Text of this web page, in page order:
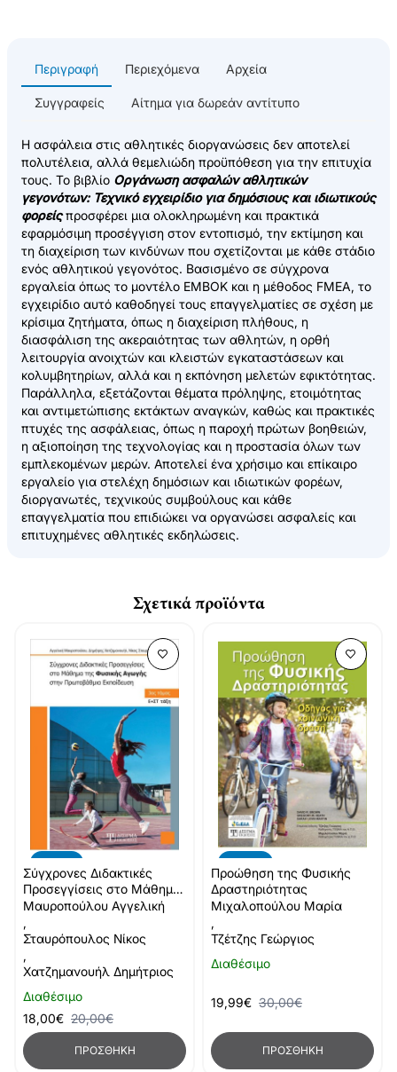
Περιγραφή Περιεχόμενα Αρχεία
Συγγραφείς Αίτημα για δωρεάν αντίτυπο
Η ασφάλεια στις αθλητικές διοργανώσεις δεν αποτελεί
πολυτέλεια, αλλά θεμελιώδη προϋπόθεση για την επιτυχία
τους. Το βιβλίο Οργάνωση ασφαλών αθλητικών
γεγονότων: Τεχνικό εγχειρίδιο για δημόσιους και ιδιωτικούς
φορείς προσφέρει μια ολοκληρωμένη και πρακτικά
εφαρμόσιμη προσέγγιση στον εντοπισμό, την εκτίμηση και
τη διαχείριση των κινδύνων που σχετίζονται με κάθε στάδιο
ενός αθλητικού γεγονότος. Βασισμένο σε σύγχρονα
εργαλεία όπως το μοντέλο EMBOK και η μέθοδος FMEA, το
εγχειρίδιο αυτό καθοδηγεί τους επαγγελματίες σε σχέση με
κρίσιμα ζητήματα, όπως η διαχείριση πλήθους, η
διασφάλιση της ακεραιότητας των αθλητών, η ορθή
λειτουργία ανοιχτών και κλειστών εγκαταστάσεων και
κολυμβητηρίων, αλλά και η εκπόνηση μελετών εφικτότητας.
Παράλληλα, εξετάζονται θέματα πρόληψης, ετοιμότητας
και αντιμετώπισης εκτάκτων αναγκών, καθώς και πρακτικές
πτυχές της ασφάλειας, όπως η παροχή πρώτων βοηθειών,
η αξιοποίηση της τεχνολογίας και η προστασία όλων των
εμπλεκομένων μερών. Αποτελεί ένα χρήσιμο και επίκαιρο
εργαλείο για στελέχη δημόσιων και ιδιωτικών φορέων,
διοργανωτές, τεχνικούς συμβούλους και κάθε
επαγγελματία που επιδιώκει να οργανώσει ασφαλείς και
επιτυχημένες αθλητικές εκδηλώσεις.
Σχετικά προϊόντα
Διαθέσιμο
Σύγχρονες Διδακτικές
Προσεγγίσεις στο Μάθημα
της Φυσικής Αγωγής (Γ'
Μαυροπούλου Αγγελική
,
Σταυρόπουλος Νίκος
,
Χατζημανουήλ Δημήτριος
18,00€ 20,00€
ΠΡΟΣΘΉΚΗ
Διαθέσιμο
Προώθηση της Φυσικής
Δραστηριότητας
Μιχαλοπούλου Μαρία
,
Τζέτζης Γεώργιος
19,99€ 30,00€
ΠΡΟΣΘΉΚΗ